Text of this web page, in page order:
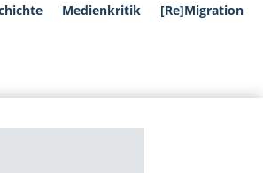
Medienkritik [Re]Migration